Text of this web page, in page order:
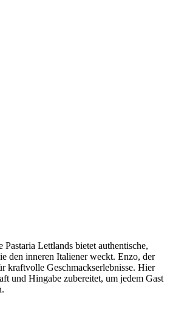
Pastaria Lettlands bietet authentische,
den inneren Italiener weckt. Enzo, der
kraftvolle Geschmackserlebnisse. Hier
und Hingabe zubereitet, um jedem Gast